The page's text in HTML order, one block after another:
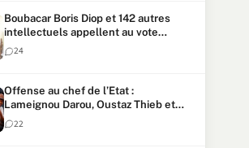
Boubacar Boris Diop et 142 autres
intellectuels appellent au vote
urgent de la révision
constitutionnelle
24
Offense au chef de l’Etat :
Lameignou Darou, Oustaz Thieb et
Ndiaye Touba lourdement
condamnés
22